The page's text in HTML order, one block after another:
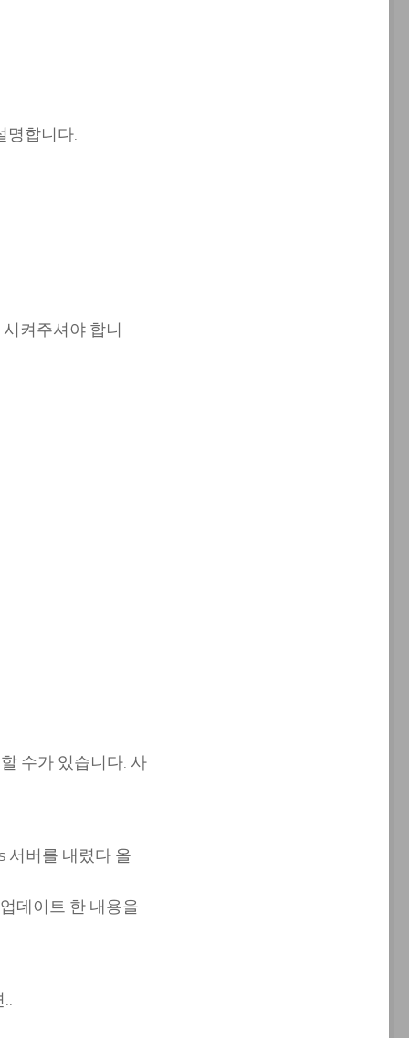
명합니다.
켜주셔야 합니
수가 있습니다. 사
서버를 내렸다 올
데이트 한 내용을